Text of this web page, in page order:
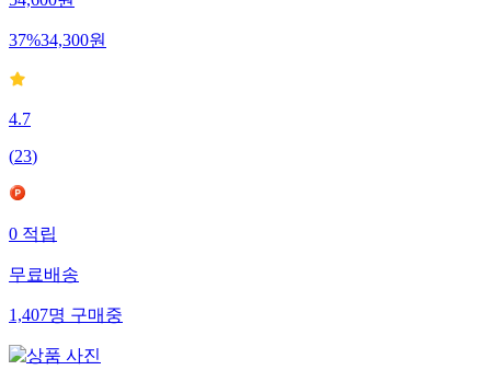
37%34,300원
4.7
(23)
0적립
무료배송
1,407명구매중